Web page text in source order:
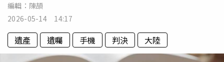
編輯： 陳頡
2026-05-14 14:17
遺產 遺囑 手機 判決 大陸